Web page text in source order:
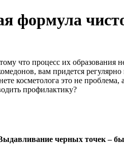
формула
что процесс их
вам придется
косметолога это не
профилактику?
черных точек –